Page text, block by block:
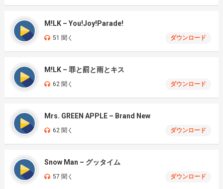
M!LK – You!Joy!Parade!
51 聞く ダウンロード
M!LK – 罪と罰と雨とキス
62 聞く ダウンロード
Mrs. GREEN APPLE – Brand New
62 聞く ダウンロード
Snow Man – グッタイム
57 聞く ダウンロード